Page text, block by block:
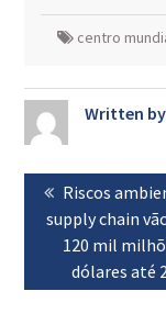
centro
Written by
Navegação
de
artigos
Previous
post:
Riscos
supply chain
120 mil
dólares até